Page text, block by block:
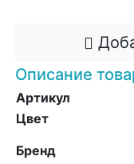
Описание
Артикул
Цвет
Бренд